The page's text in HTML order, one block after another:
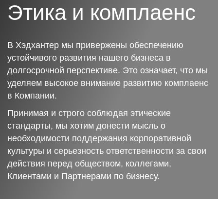
Этика и комплаенс
В Хэдхантер мы привержены обеспечению
устойчивого развития нашего бизнеса в
долгосрочной перспективе. Это означает, что мы
уделяем высокое внимание развитию комплаенс
в Компании.
Принимая и строго соблюдая этические
стандарты, мы хотим донести мысль о
необходимости поддержания корпоративной
культуры и серьезность ответственности за свои
действия перед обществом, коллегами,
Клиентами и Партнерами по бизнесу.